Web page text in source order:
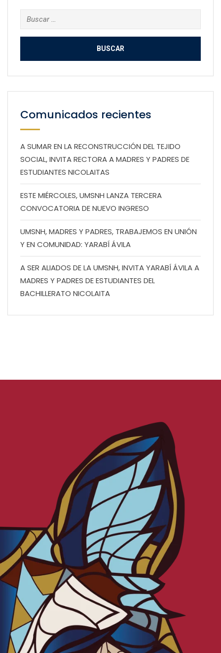
Buscar:
Comunicados recientes
A SUMAR EN LA RECONSTRUCCIÓN DEL TEJIDO
SOCIAL, INVITA RECTORA A MADRES Y PADRES DE
ESTUDIANTES NICOLAITAS
ESTE MIÉRCOLES, UMSNH LANZA TERCERA
CONVOCATORIA DE NUEVO INGRESO
UMSNH, MADRES Y PADRES, TRABAJEMOS EN UNIÓN
Y EN COMUNIDAD: YARABÍ ÁVILA
A SER ALIADOS DE LA UMSNH, INVITA YARABÍ ÁVILA A
MADRES Y PADRES DE ESTUDIANTES DEL
BACHILLERATO NICOLAITA